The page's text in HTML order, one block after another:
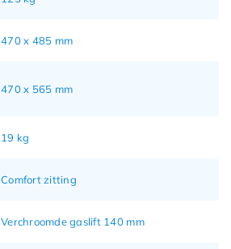
470 x 485 mm
470 x 565 mm
19 kg
Comfort zitting
Verchroomde gaslift 140 mm